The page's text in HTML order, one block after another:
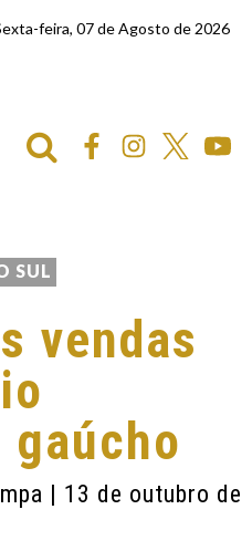
feira, 07 de Agosto de 2026
SUL
vendas
| 13 de outubro de